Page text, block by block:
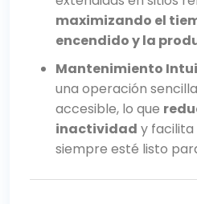
maximizando el
encendido y la
Mantenimiento
una operación
accesible, lo que
inactividad y facilita
siempre esté listo